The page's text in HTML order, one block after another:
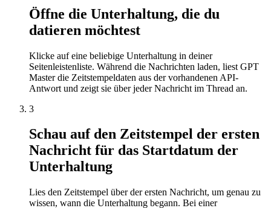
Öffne die Unterhaltung, die du
datieren möchtest
Klicke auf eine beliebige Unterhaltung in deiner
Seitenleistenliste. Während die Nachrichten laden, liest GPT
Master die Zeitstempeldaten aus der vorhandenen API-
Antwort und zeigt sie über jeder Nachricht im Thread an.
3
Schau auf den Zeitstempel der ersten
Nachricht für das Startdatum der
Unterhaltung
Lies den Zeitstempel über der ersten Nachricht, um genau zu
wissen, wann die Unterhaltung begann. Bei einer